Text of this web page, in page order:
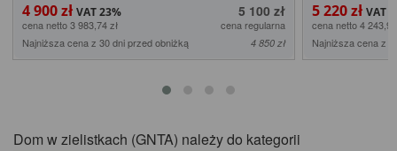
4 900 zł 5 100 zł
cena netto 3 983,74 zł
cena regularna
Najniższa cena z 30 dni przed obniżką
4 850 zł
5 220 zł
cena netto 4
Najniższa cena z
Dom w zielistkach (GNTA) należy do kategorii